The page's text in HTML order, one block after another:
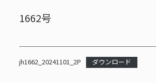
1662号
jh1662_20241101_2P ダウンロード